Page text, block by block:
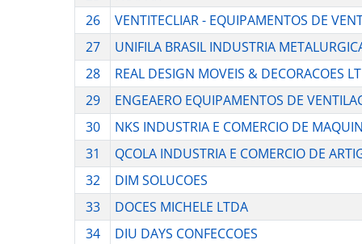
26
VENTITECLIAR - EQUIPAMENTOS DE
27
UNIFILA BRASIL INDUSTRIA
28
REAL DESIGN MOVEIS & DECORACOES
29
ENGEAERO EQUIPAMENTOS DE
30
NKS INDUSTRIA E COMERCIO DE
31
QCOLA INDUSTRIA E COMERCIO DE
32
DIM SOLUCOES
33
DOCES MICHELE LTDA
34
DIU DAYS CONFECCOES